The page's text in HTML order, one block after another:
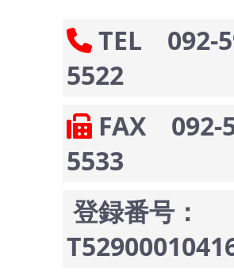
TEL 092-
5522
FAX 092-
5533
登録番号：